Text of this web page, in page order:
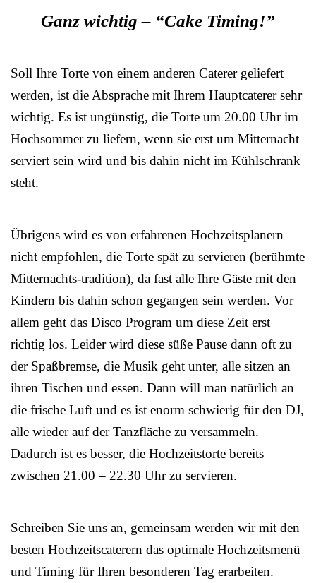
Ganz wichtig – “Cake Timing!”
Soll Ihre Torte von einem anderen Caterer geliefert
werden, ist die Absprache mit Ihrem Hauptcaterer sehr
wichtig. Es ist ungünstig, die Torte um 20.00 Uhr im
Hochsommer zu liefern, wenn sie erst um Mitternacht
serviert sein wird und bis dahin nicht im Kühlschrank
steht.
Übrigens wird es von erfahrenen Hochzeitsplanern
nicht empfohlen, die Torte spät zu servieren (berühmte
Mitternachts-tradition), da fast alle Ihre Gäste mit den
Kindern bis dahin schon gegangen sein werden. Vor
allem geht das Disco Program um diese Zeit erst
richtig los. Leider wird diese süße Pause dann oft zu
der Spaßbremse, die Musik geht unter, alle sitzen an
ihren Tischen und essen. Dann will man natürlich an
die frische Luft und es ist enorm schwierig für den DJ,
alle wieder auf der Tanzfläche zu versammeln.
Dadurch ist es besser, die Hochzeitstorte bereits
zwischen 21.00 – 22.30 Uhr zu servieren.
Schreiben Sie uns an, gemeinsam werden wir mit den
besten Hochzeitscaterern das optimale Hochzeitsmenü
und Timing für Ihren besonderen Tag erarbeiten.